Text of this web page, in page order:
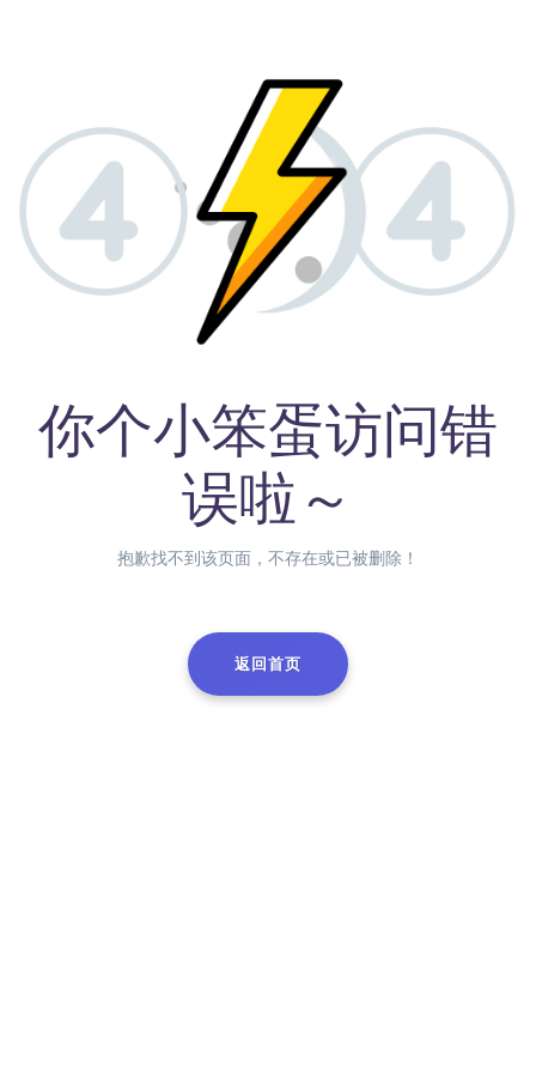
你个小笨蛋访问错
误啦～
抱歉找不到该页面，不存在或已被删除！
返回首页